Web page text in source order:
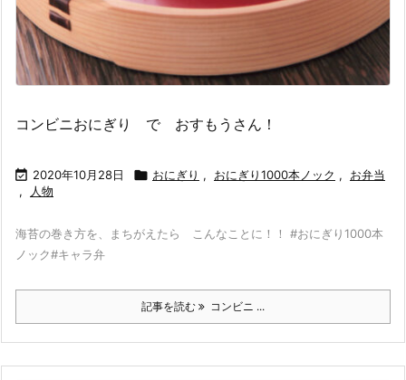
コンビニおにぎり で おすもうさん！
 2020年10月28日  おにぎり , おにぎり1000本ノック ,
お弁当
,
人物
海苔の巻き方を、まちがえたら こんなことに！！ #おにぎり1000本
ノック#キャラ弁
記事を読む コンビニ ...